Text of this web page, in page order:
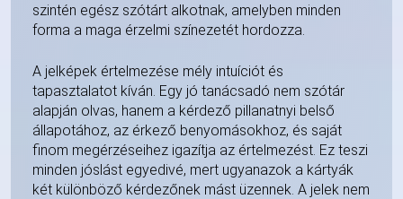
szintén egész szótárt alkotnak, amelyben minden
forma a maga érzelmi színezetét hordozza.
A jelképek értelmezése mély intuíciót és
tapasztalatot kíván. Egy jó tanácsadó nem szótár
alapján olvas, hanem a kérdező pillanatnyi belső
állapotához, az érkező benyomásokhoz, és saját
finom megérzéseihez igazítja az értelmezést. Ez teszi
minden jóslást egyedivé, mert ugyanazok a kártyák
két különböző kérdezőnek mást üzennek. A jelek nem